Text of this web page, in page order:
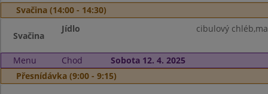
Svačina (14:00 - 14:30)
Svačina
Jídlo cibulový
Menu Chod
Sobota 12. 4. 2025
Přesnídávka (9:00 - 9:15)